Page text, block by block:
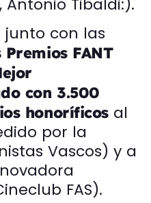
Antonio Tibaldi:).
junto con las
FANT
con 3.500
honoríficos al
por la
Vascos) y a
FAS).